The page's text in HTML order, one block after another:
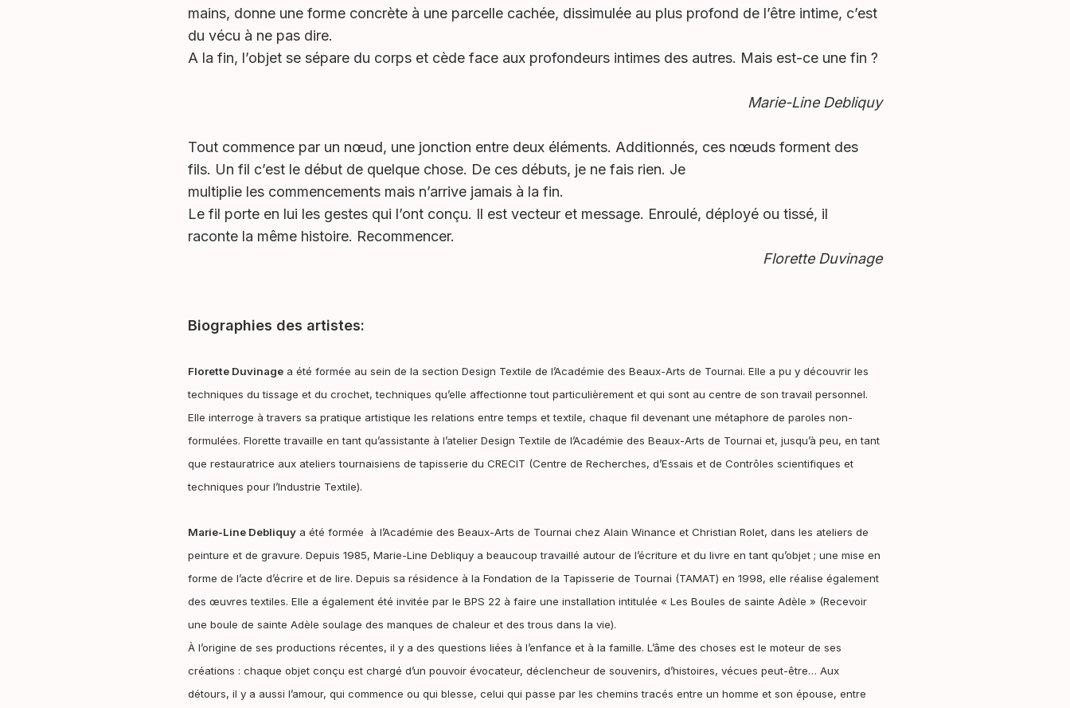
mains, donne une forme concrète à une parcelle cachée, dissimulée au plus profond de l’être intime, c’est
du vécu à ne pas dire.
A la fin, l’objet se sépare du corps et cède face aux profondeurs intimes des autres. Mais est-ce une fin ?
Marie-Line Debliquy
Tout commence par un nœud, une jonction entre deux éléments. Additionnés, ces nœudsforment des
fils. Un fil c’est le début de quelque chose. De ces débuts, je ne fais rien. Je
multiplie les commencements mais n’arrive jamais à la fin.
Le fil porte en lui les gestes qui l’ont conçu. Il est vecteur et message. Enroulé, déployé ou tissé, il
raconte la même histoire. Recommencer.
Florette Duvinage
Biographies des artistes:
Florette Duvinage a été formée au sein de la section Design Textile de l’Académie des Beaux-Arts de Tournai. Elle a pu y découvrir les
techniques du tissage et du crochet, techniques qu’elle affectionne tout particulièrement et qui sont au centre de son travail personnel.
Elle interroge à travers sa pratique artistique les relations entre temps et textile, chaque fil devenant une métaphore de paroles non-
formulées. Florette travaille en tant qu’assistante à l’atelier Design Textile de l’Académie des Beaux-Arts de Tournai et, jusqu’à peu, en tant
que restauratrice aux ateliers tournaisiens de tapisserie du CRECIT (Centre de Recherches, d’Essais et de Contrôles scientifiques et
techniques pour l’Industrie Textile).
Marie-Line Debliquy a été formée à l’Académie des Beaux-Arts de Tournai chez Alain Winance et Christian Rolet, dans les ateliers de
peinture et de gravure. Depuis 1985, Marie-Line Debliquy a beaucoup travaillé autour de l’écriture et du livre en tant qu’objet ; une mise en
forme de l’acte d’écrire et de lire.Depuis sa résidence à la Fondation de la Tapisserie de Tournai (TAMAT) en 1998, elle réalise également
des œuvres textiles. Elle a également été invitée par le BPS 22 à faire une installation intitulée « Les Boules de sainte Adèle » (Recevoir
une boule de sainte Adèle soulage des manques de chaleur et des trous dans la vie).
À l’origine de ses productions récentes, il y a des questions liées à l’enfance et à la famille. L’âme des choses est le moteur de ses
créations : chaque objet conçu est chargé d’un pouvoir évocateur, déclencheur de souvenirs, d’histoires, vécues peut-être…Aux
détours, il y a aussi l’amour, qui commence ou qui blesse, celui qui passe par les chemins tracés entre un homme et son épouse, entre